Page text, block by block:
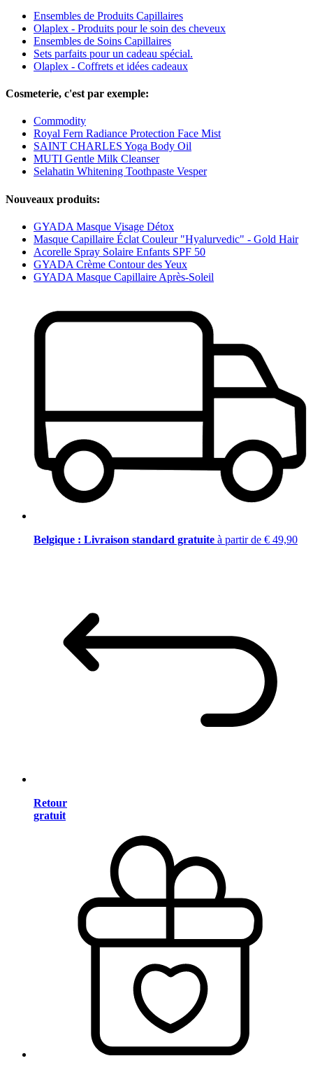
Ensembles de Produits Capillaires
Olaplex - Produits pour le soin des cheveux
Ensembles de Soins Capillaires
Sets parfaits pour un cadeau spécial.
Olaplex - Coffrets et idées cadeaux
Cosmeterie, c'est par exemple:
Commodity
Royal Fern Radiance Protection Face Mist
SAINT CHARLES Yoga Body Oil
MUTI Gentle Milk Cleanser
Selahatin Whitening Toothpaste Vesper
Nouveaux produits:
GYADA Masque Visage Détox
Masque Capillaire Éclat Couleur "Hyalurvedic" - Gold Hair
Acorelle Spray Solaire Enfants SPF 50
GYADA Crème Contour des Yeux
GYADA Masque Capillaire Après-Soleil
Belgique : Livraison standard gratuite à partir de € 49,90
Retour
gratuit